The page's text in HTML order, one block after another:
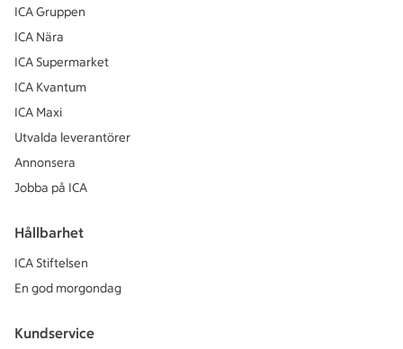
ICA Gruppen
ICA Nära
ICA Supermarket
ICA Kvantum
ICA Maxi
Utvalda leverantörer
Annonsera
Jobba på ICA
Hållbarhet
ICA Stiftelsen
En god morgondag
Kundservice